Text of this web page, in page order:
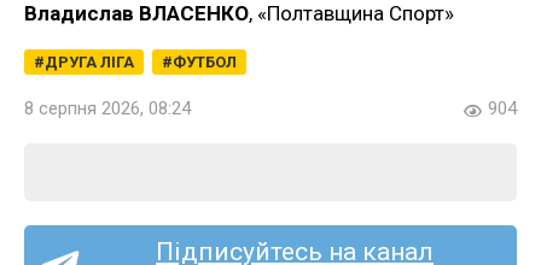
Владислав ВЛАСЕНКО, «Полтавщина Спорт»
ДРУГА ЛІГА ФУТБОЛ
8 серпня 2026, 08:24 904
Підписуйтесь на канал